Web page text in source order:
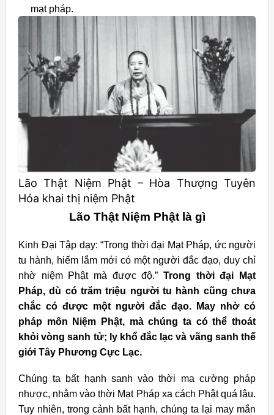
mạt pháp.
Lão Thật Niệm Phật – Hòa Thượng Tuyên
Hóa khai thị niệm Phật
Lão Thật Niệm Phật là gì
Kinh Đại Tập dạy: “Trong thời đại Mạt Pháp, ức người
tu hành, hiếm lắm mới có một người đắc đạo, duy chỉ
nhờ niệm Phật mà được độ.” Trong thời đại Mạt
Pháp, dù có trăm triệu người tu hành cũng chưa
chắc có được một người đắc đạo. May nhờ có
pháp môn Niệm Phật, mà chúng ta có thể thoát
khỏi vòng sanh tử; ly khổ đắc lạc và vãng sanh thế
giới Tây Phương Cực Lạc.
Chúng ta bất hạnh sanh vào thời ma cường pháp
nhược, nhằm vào thời Mạt Pháp xa cách Phật quá lâu.
Tuy nhiên, trong cảnh bất hạnh, chúng ta lại may mắn